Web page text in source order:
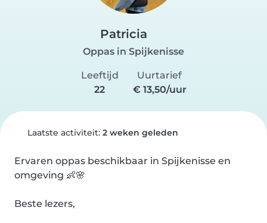
Patricia
Oppas in Spijkenisse
Leeftijd
22
Uurtarief
€ 13,50/uur
Laatste activiteit: 2 weken geleden
Ervaren oppas beschikbaar in Spijkenisse en
omgeving 👶🌸
Beste lezers,